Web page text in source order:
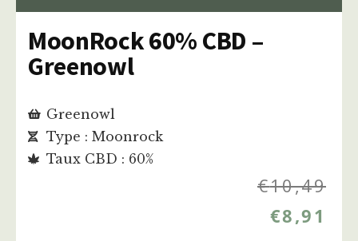
MoonRock 60% CBD –
Greenowl
Greenowl
Type : Moonrock
Taux CBD : 60%
€10,49
€8,91